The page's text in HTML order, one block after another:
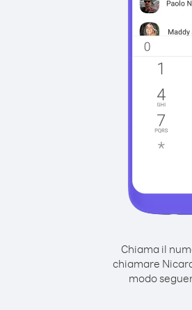
Chiama il
chiamare
modo